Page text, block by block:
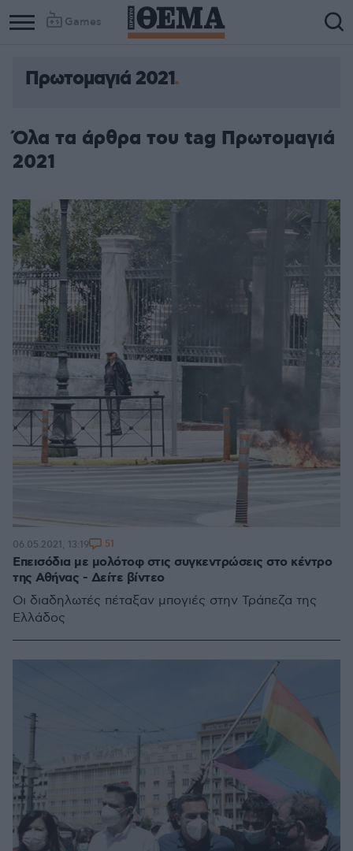
Games
Πρωτομαγιά 2021
Όλα τα άρθρα του tag Πρωτομαγιά
2021
Επεισόδια με μολότοφ στις συγκεντρώσεις στο κέντρο
της Αθήνας - Δείτε βίντεο
Oι διαδηλωτές πέταξαν μπογιές στην Τράπεζα της
Ελλάδος
06.05.2021, 13:19 51